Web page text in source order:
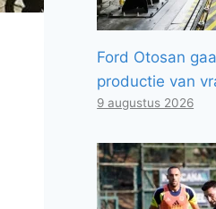
Ford Otosan
productie van
9 augustus 2026